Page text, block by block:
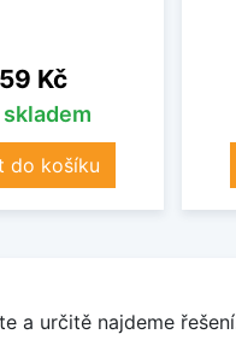
Kč
skladem
do košíku
a určitě najdeme